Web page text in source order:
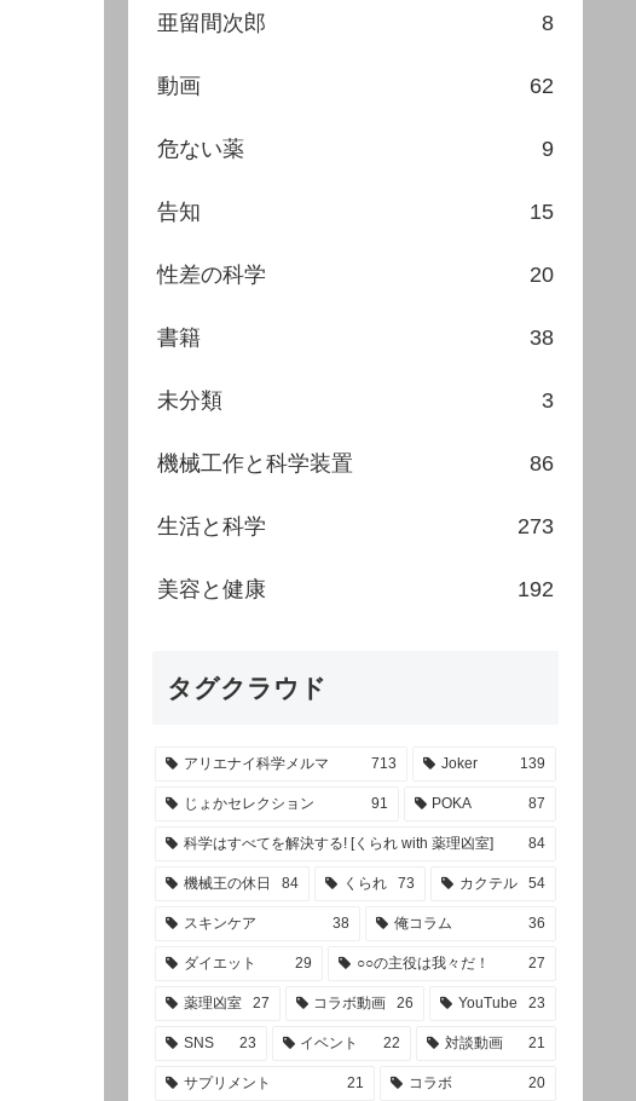
亜留間次郎 8
動画 62
危ない薬 9
告知 15
性差の科学 20
書籍 38
未分類 3
機械工作と科学装置 86
生活と科学 273
美容と健康 192
タグクラウド
アリエナイ科学メルマ 713 Joker 139
じょかセレクション 91 POKA 87
科学はすべてを解決する! [くられ with 薬理凶室] 84
機械王の休日 84 くられ 73 カクテル 54
スキンケア 38 俺コラム 36
ダイエット 29 ○○の主役は我々だ！ 27
薬理凶室 27 コラボ動画 26 YouTube 23
SNS 23 イベント 22 対談動画 21
サプリメント 21 コラボ 20